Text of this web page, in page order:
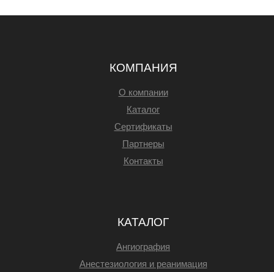
КОМПАНИЯ
О компании
Каталог
Сертификаты
Партнеры
Контакты
КАТАЛОГ
Ангиография
Анестезиология и реанимация